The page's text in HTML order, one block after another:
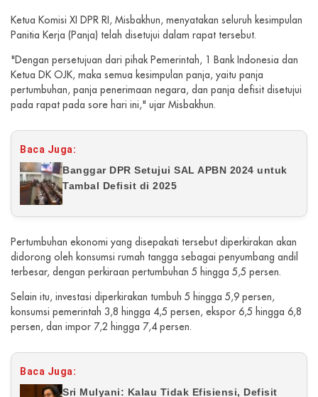
Ketua Komisi XI DPR RI, Misbakhun, menyatakan seluruh kesimpulan
Panitia Kerja (Panja) telah disetujui dalam rapat tersebut.
"Dengan persetujuan dari pihak Pemerintah, 1 Bank Indonesia dan
Ketua DK OJK, maka semua kesimpulan panja, yaitu panja
pertumbuhan, panja penerimaan negara, dan panja defisit disetujui
pada rapat pada sore hari ini," ujar Misbakhun.
Baca Juga:
Banggar DPR Setujui SAL APBN 2024 untuk
Tambal Defisit di 2025
Pertumbuhan ekonomi yang disepakati tersebut diperkirakan akan
didorong oleh konsumsi rumah tangga sebagai penyumbang andil
terbesar, dengan perkiraan pertumbuhan 5 hingga 5,5 persen.
Selain itu, investasi diperkirakan tumbuh 5 hingga 5,9 persen,
konsumsi pemerintah 3,8 hingga 4,5 persen, ekspor 6,5 hingga 6,8
persen, dan impor 7,2 hingga 7,4 persen.
Baca Juga:
Sri Mulyani: Kalau Tidak Efisiensi, Defisit